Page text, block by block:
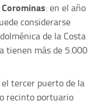
: en el año
considerarse
de la Costa
tienen más de 5.000
tercer puerto de la
recinto portuario